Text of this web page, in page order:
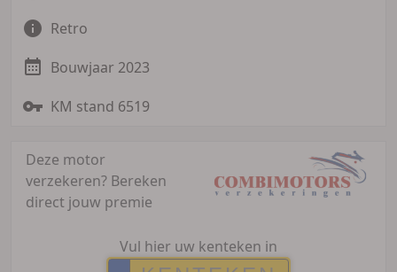
Retro
Bouwjaar 2023
KM stand 6519
Deze motor
verzekeren? Bereken
direct jouw premie
Vul hier uw kenteken in